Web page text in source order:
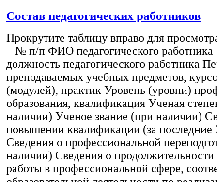
Состав педагогических работников
Прокрутите таблицу вправо для
№ п/п ФИО педагогического работника
должность педагогического работника
преподаваемых учебных предметов,
(модулей), практик Уровень (уровни)
образования, квалификация Ученая
наличии) Ученое звание (при наличии)
повышении квалификации (за последние
Сведения о профессиональной
наличии) Сведения о
работы в профессиональной сфере,